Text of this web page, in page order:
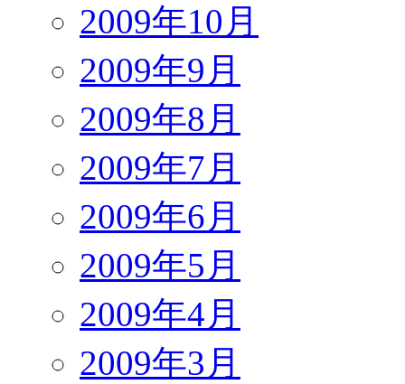
2009年10月
2009年9月
2009年8月
2009年7月
2009年6月
2009年5月
2009年4月
2009年3月